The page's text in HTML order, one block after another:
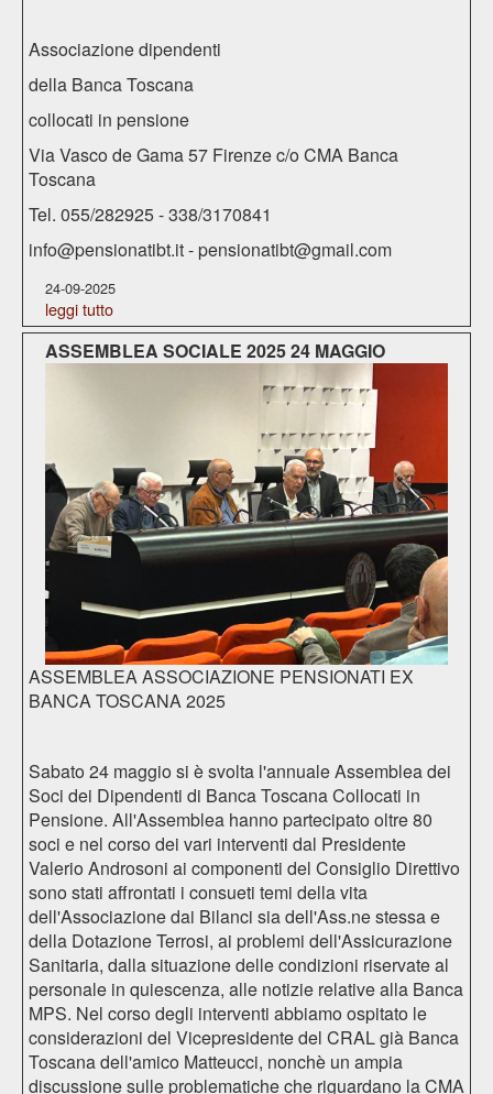
Associazione dipendenti
della Banca Toscana
collocati in pensione
Via Vasco de Gama 57 Firenze c/o CMA Banca
Toscana
Tel. 055/282925 - 338/3170841
info@pensionatibt.it- pensionatibt@gmail.com
24-09-2025
leggi tutto
ASSEMBLEA SOCIALE 2025 24 MAGGIO
ASSEMBLEA ASSOCIAZIONE PENSIONATI EX
BANCA TOSCANA 2025
Sabato 24 maggio si è svolta l'annuale Assemblea dei
Soci dei Dipendenti di Banca Toscana Collocati in
Pensione. All'Assemblea hanno partecipato oltre 80
soci e nel corso dei vari interventi dal Presidente
Valerio Androsoni ai componenti del Consiglio Direttivo
sono stati affrontati i consueti temi della vita
dell'Associazione dai Bilanci sia dell'Ass.ne stessa e
della Dotazione Terrosi, ai problemi dell'Assicurazione
Sanitaria, dalla situazione delle condizioni riservate al
personale in quiescenza, alle notizie relative alla Banca
MPS. Nel corso degli interventi abbiamo ospitato le
considerazioni del Vicepresidente del CRAL già Banca
Toscana dell'amico Matteucci, nonchè un ampia
discussione sulle problematiche che riguardano la CMA